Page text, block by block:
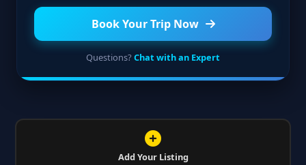
Book Your Trip Now
Questions? Chat with an Expert
Add Your Listing